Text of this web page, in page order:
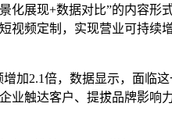
展现+数据对比”的内容形
视频定制，实现营业可持续
加2.1倍，数据显示，面临
业触达客户、提拔品牌影响